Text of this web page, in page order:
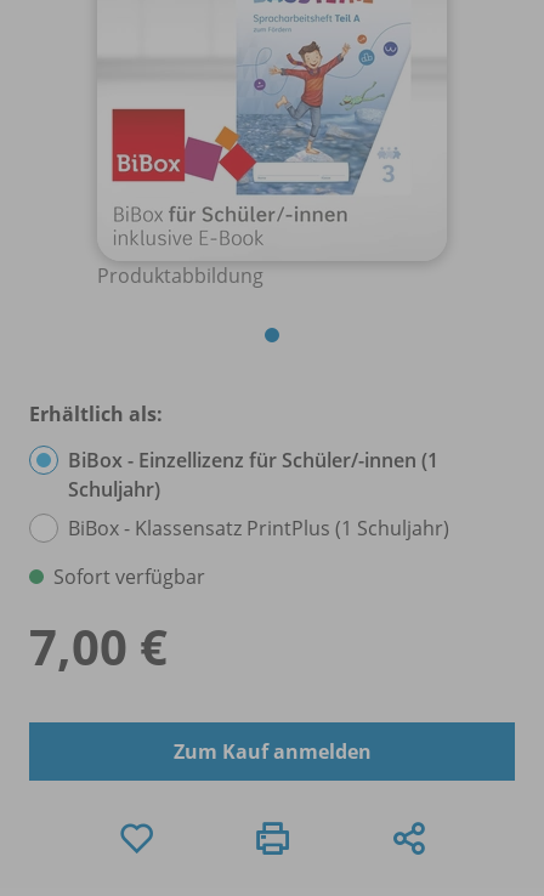
Produktabbildung
Erhältlich als:
BiBox - Einzellizenz für Schüler/-innen (1
Schuljahr)
BiBox - Klassensatz PrintPlus (1 Schuljahr)
Sofort verfügbar
7,00 €
Zum Kauf anmelden